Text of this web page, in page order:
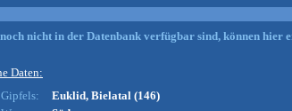
nicht in der Datenbank verfügbar sind, können hier
Daten:
Gipfels:
Euklid, Bielatal (146)